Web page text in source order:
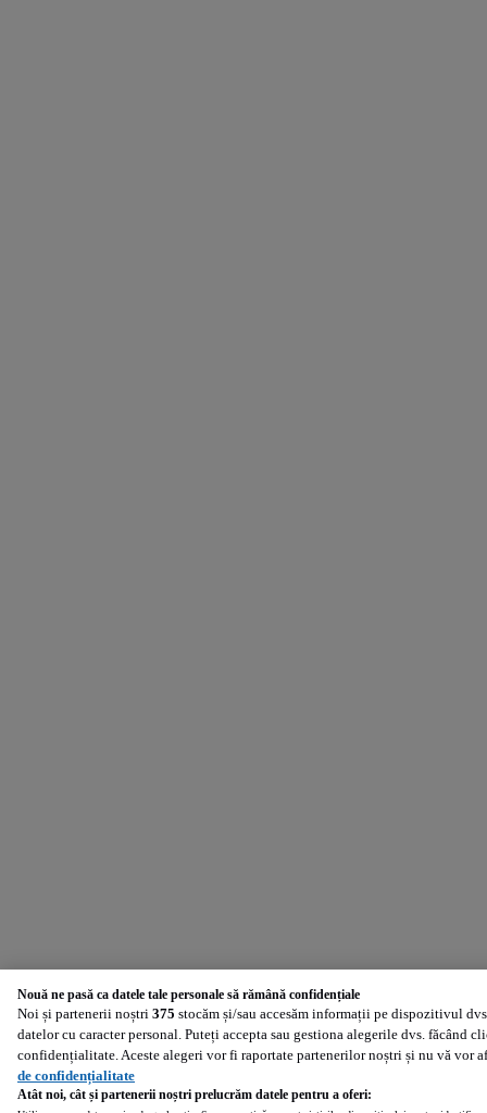
Nouă ne pasă ca datele tale personale să rămână confidențiale
Noi și partenerii noștri 375 stocăm și/sau accesăm informații pe dispozitivul
datelor cu caracter personal. Puteți accepta sau gestiona alegerile dvs. făcând
confidențialitate. Aceste alegeri vor fi raportate partenerilor noștri și nu vă vor
de confidențialitate
Atât noi, cât și partenerii noștri prelucrăm datele pentru a oferi: